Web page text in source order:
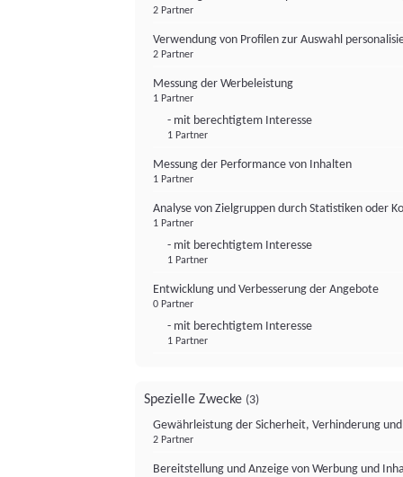
2 Partner
Verwendung von Profilen zur Auswahl
2 Partner
Messung der Werbeleistung
1 Partner
- mit berechtigtem Interesse
1 Partner
Messung der Performance von Inhalten
1 Partner
Analyse von Zielgruppen durch Statistiken oder
1 Partner
- mit berechtigtem Interesse
1 Partner
Entwicklung und Verbesserung der Angebote
0 Partner
- mit berechtigtem Interesse
1 Partner
Spezielle Zwecke (3)
Gewährleistung der Sicherheit, Verhinderung
2 Partner
Bereitstellung und Anzeige von Werbung und